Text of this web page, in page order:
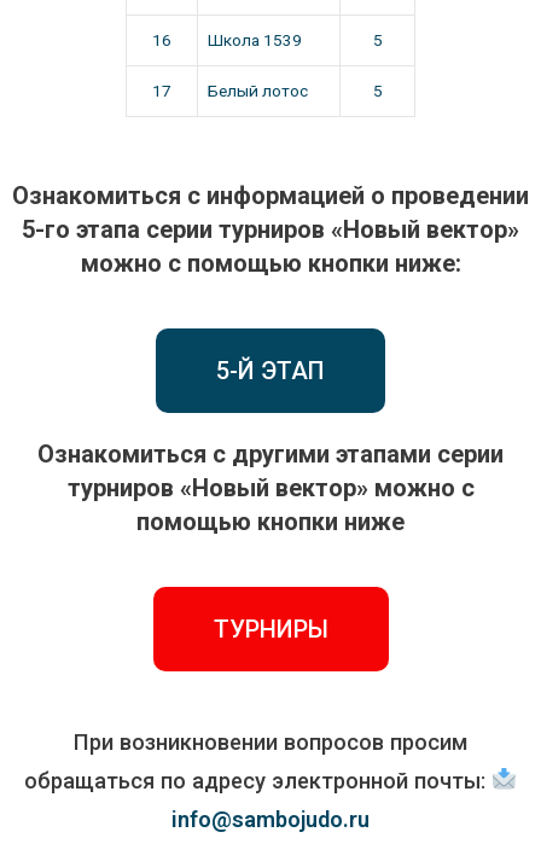
16 Школа 1539 5
17 Белый лотос 5
Ознакомиться с информацией о проведении
5-го этапа серии турниров «Новый вектор»
можно с помощью кнопки ниже:
5-Й ЭТАП
Ознакомиться с другими этапами серии
турниров «Новый вектор» можно с
помощью кнопки ниже
ТУРНИРЫ
При возникновении вопросов просим
обращаться по адресу электронной почты:
info@sambojudo.ru